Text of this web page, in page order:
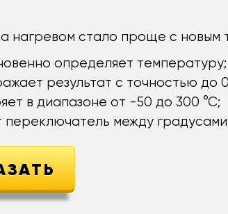
нагревом стало проще с новым
определяет температуру;
результат с точностью до
в диапазоне от -50 до 300 °С;
переключатель между